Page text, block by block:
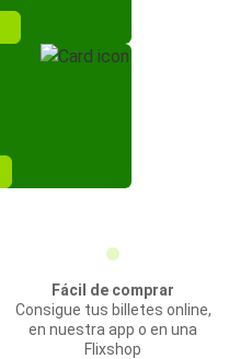
Fácil de comprar
Consigue tus billetes online,
en nuestra app o en una
Flixshop